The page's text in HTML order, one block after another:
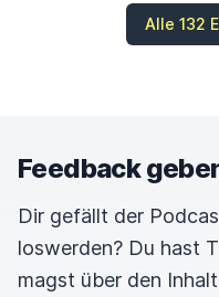
Alle 132
Feedback
Dir gefällt der
loswerden? Du hast
magst über den